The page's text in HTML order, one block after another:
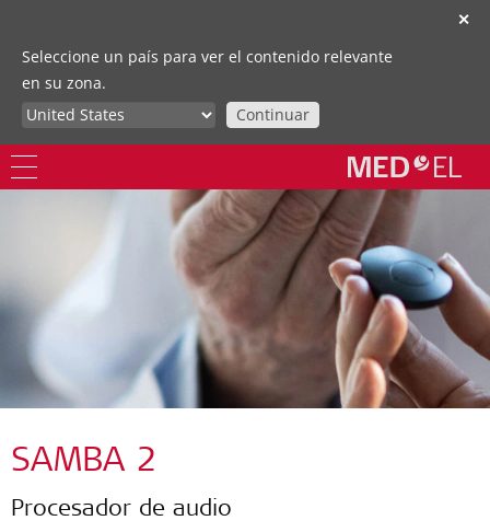
✕
Seleccione un país para ver el contenido relevante
en su zona.
Continuar
SAMBA 2
Procesador de audio